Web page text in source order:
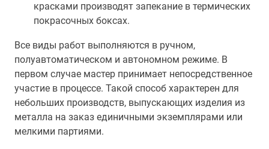
красками производят запекание в термических
покрасочных боксах.
Все виды работ выполняются в ручном,
полуавтоматическом и автономном режиме. В
первом случае мастер принимает непосредственное
участие в процессе. Такой способ характерен для
небольших производств, выпускающих изделия из
металла на заказ единичными экземплярами или
мелкими партиями.